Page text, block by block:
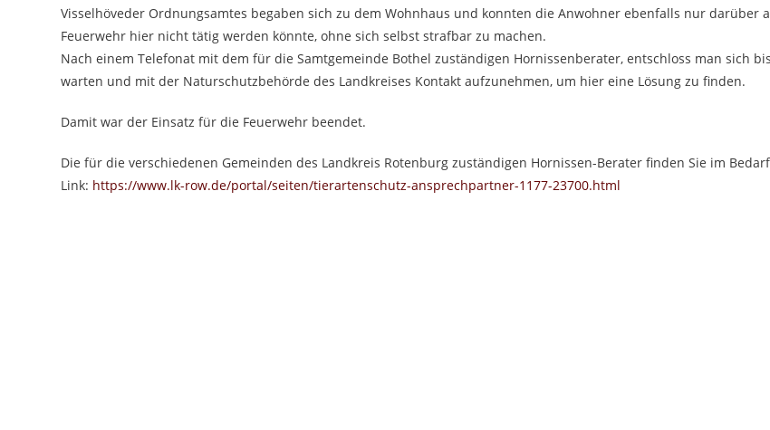
Visselhöveder Ordnungsamtes begaben sich zu dem Wohnhaus und konnten die Anwohner ebenfalls nur darüber
Feuerwehr hier nicht tätig werden könnte, ohne sich selbst strafbar zu machen.
Nach einem Telefonat mit dem für die Samtgemeinde Bothel zuständigen Hornissenberater, entschloss man sich
warten und mit der Naturschutzbehörde des Landkreises Kontakt aufzunehmen, um hier eine Lösung zu finden.
Damit war der Einsatz für die Feuerwehr beendet.
Die für die verschiedenen Gemeinden des Landkreis Rotenburg zuständigen Hornissen-Berater finden Sie im
Link: https://www.lk-row.de/portal/seiten/tierartenschutz-ansprechpartner-1177-23700.html